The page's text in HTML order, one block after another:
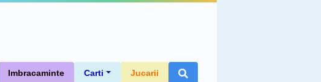
Imbracaminte Carti Jucarii